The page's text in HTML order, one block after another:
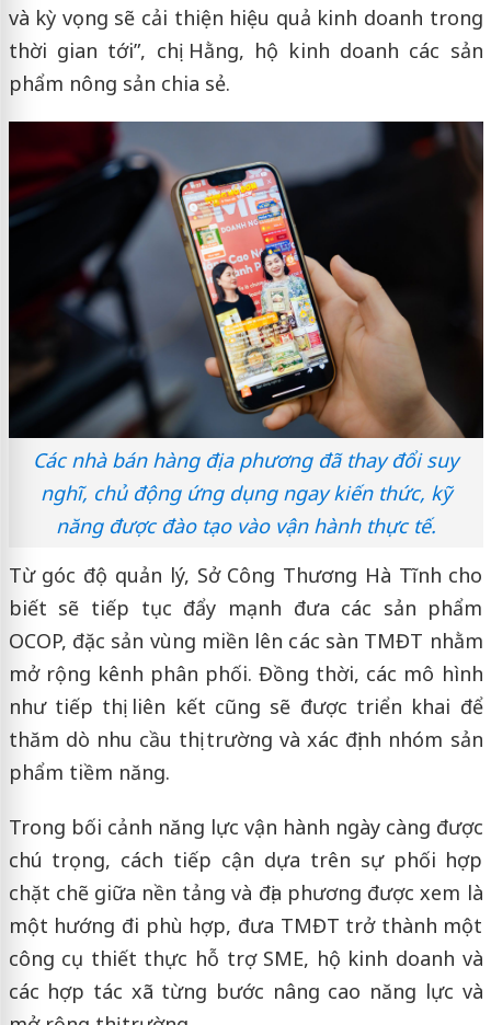
và kỳ vọng sẽ cải thiện hiệu quả kinh doanh trong
thời gian tới”, chị Hằng, hộ kinh doanh các sản
phẩm nông sản chia sẻ.
Các nhà bán hàng địa phương đã thay đổi suy
nghĩ, chủ động ứng dụng ngay kiến thức, kỹ
năng được đào tạo vào vận hành thực tế.
Từ góc độ quản lý, Sở Công Thương Hà Tĩnh cho
biết sẽ tiếp tục đẩy mạnh đưa các sản phẩm
OCOP, đặc sản vùng miền lên các sàn TMĐT nhằm
mở rộng kênh phân phối. Đồng thời, các mô hình
như tiếp thị liên kết cũng sẽ được triển khai để
thăm dò nhu cầu thị trường và xác định nhóm sản
phẩm tiềm năng.
Trong bối cảnh năng lực vận hành ngày càng được
chú trọng, cách tiếp cận dựa trên sự phối hợp
chặt chẽ giữa nền tảng và địa phương được xem là
một hướng đi phù hợp, đưa TMĐT trở thành một
công cụ thiết thực hỗ trợ SME, hộ kinh doanh và
các hợp tác xã từng bước nâng cao năng lực và